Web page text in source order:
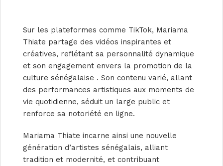
Sur les plateformes comme TikTok, Mariama
Thiate partage des vidéos inspirantes et
créatives, reflétant sa personnalité dynamique
et son engagement envers la promotion de la
culture sénégalaise . Son contenu varié, allant
des performances artistiques aux moments de
vie quotidienne, séduit un large public et
renforce sa notoriété en ligne.
Mariama Thiate incarne ainsi une nouvelle
génération d’artistes sénégalais, alliant
tradition et modernité, et contribuant